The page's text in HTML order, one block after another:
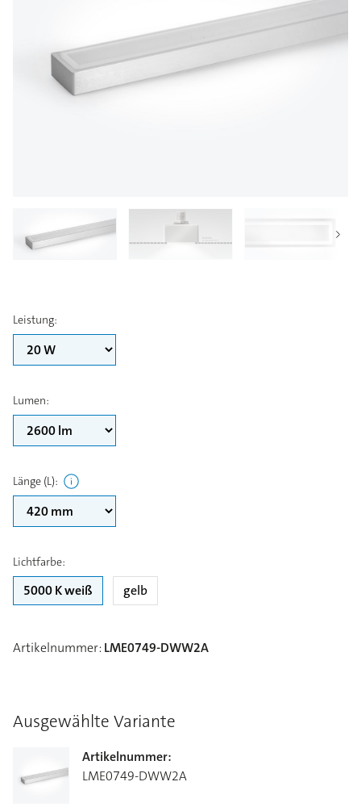
Leistung:
Lumen:
Länge (L):
Lichtfarbe:
5000 K weiß gelb
Artikelnummer:LME0749-DWW2A
Ausgewählte Variante
Artikelnummer:
LME0749-DWW2A